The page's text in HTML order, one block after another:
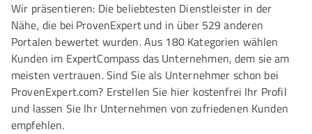
Wir präsentieren: Die beliebtesten Dienstleister in der
Nähe, die bei ProvenExpert und in über 529 anderen
Portalen bewertet wurden. Aus 180 Kategorien wählen
Kunden im ExpertCompass das Unternehmen, dem sie am
meisten vertrauen. Sind Sie als Unternehmer schon bei
ProvenExpert.com? Erstellen Sie hier kostenfrei Ihr Profil
und lassen Sie Ihr Unternehmen von zufriedenen Kunden
empfehlen.